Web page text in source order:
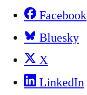
Facebook
Bluesky
X
LinkedIn